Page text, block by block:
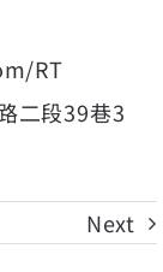
RT
二段39巷3
Next